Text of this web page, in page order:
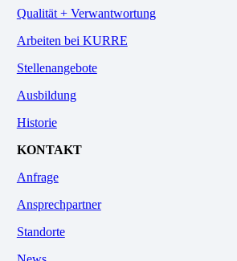
Qualität + Verwantwortung
Arbeiten bei KURRE
Stellenangebote
Ausbildung
Historie
KONTAKT
Anfrage
Ansprechpartner
Standorte